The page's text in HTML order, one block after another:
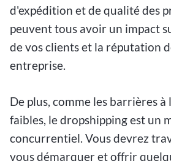
d'expédition et de qualité des
peuvent tous avoir un impact
de vos clients et la réputation
entreprise.
De plus, comme les barrières
faibles, le dropshipping est un
concurrentiel. Vous devrez
vous démarquer et offrir